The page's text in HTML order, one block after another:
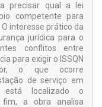
precisar qual a lei
competente para
interesse prático da
jurídica para o
conflitos entre
para exigir o ISSQN
o que ocorre
de serviço em
está localizado o
fim, a obra analisa